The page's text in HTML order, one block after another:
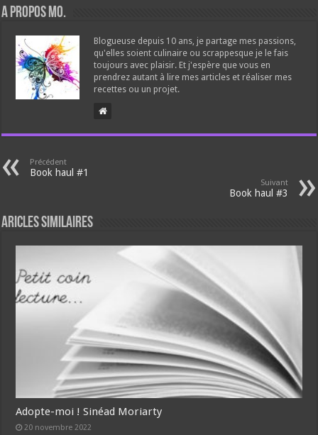
A propos Mo.
Blogueuse depuis 10 ans, je partage mes passions,
qu'elles soient culinaire ou scrappesque je le fais
toujours avec plaisir. Et j'espère que vous en
prendrez autant à lire mes articles et réaliser mes
recettes ou un projet.
Précédent
Book haul #1
Suivant
Book haul #3
Aricles similaires
Adopte-moi ! Sinéad Moriarty
20 novembre 2022